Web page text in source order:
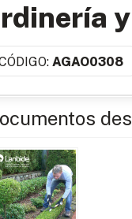
AGAO0308